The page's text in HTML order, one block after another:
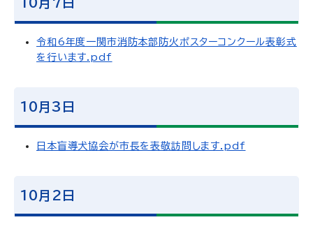
10月7日
令和6年度一関市消防本部防火ポスターコンクール表彰式
を行います.pdf
10月3日
日本盲導犬協会が市長を表敬訪問します.pdf
10月2日